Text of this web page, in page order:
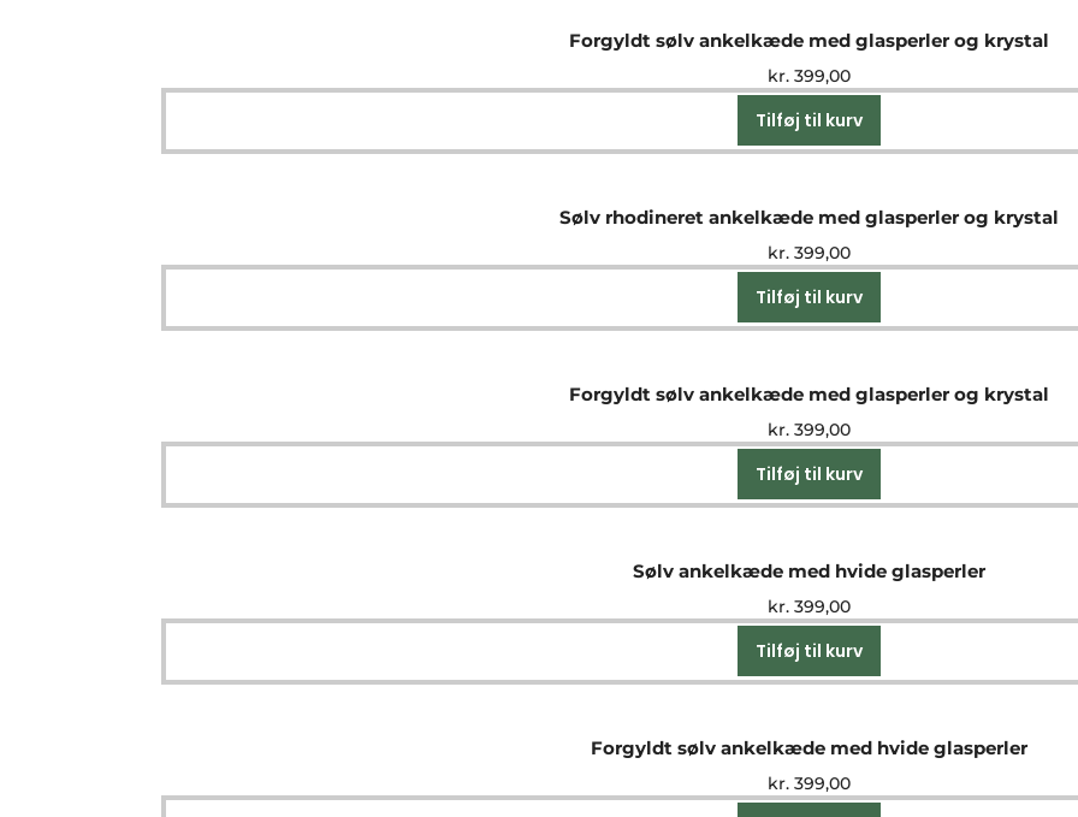
Forgyldt sølv ankelkæde med glasperler og krystal
kr.399,00
Tilføj til kurv
Sølv rhodineret ankelkæde med glasperler og krystal
kr.399,00
Tilføj til kurv
Forgyldt sølv ankelkæde med glasperler og krystal
kr.399,00
Tilføj til kurv
Sølv ankelkæde med hvide glasperler
kr.399,00
Tilføj til kurv
Forgyldt sølv ankelkæde med hvide glasperler
kr.399,00